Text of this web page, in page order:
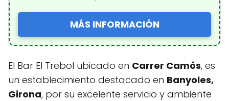
MÁS INFORMACIÓN
El Bar El Trebol ubicado en Carrer Camós, es
un establecimiento destacado en Banyoles,
Girona, por su excelente servicio y ambiente